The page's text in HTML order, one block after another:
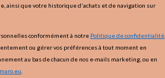
ainsi que votre historique d'achats et de navigation sur
conformément à notre Politique de confidentialité
ou gérer vos préférences à tout moment en
au bas de chacun de nos e-mails marketing, ou en